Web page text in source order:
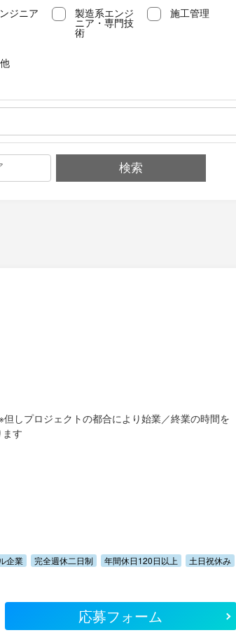
ジニア 製造系エンジ
ニア・専門技
術
施工管理
検索
しプロジェクトの都合により始業／終業の時間を
す
企業 完全週休二日制 年間休日120日以上
土日祝休み
応募フォーム